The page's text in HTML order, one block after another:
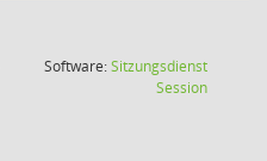
Software:Sitzungsdienst
Session(Wird in